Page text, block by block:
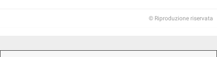
© Riproduzione riservata